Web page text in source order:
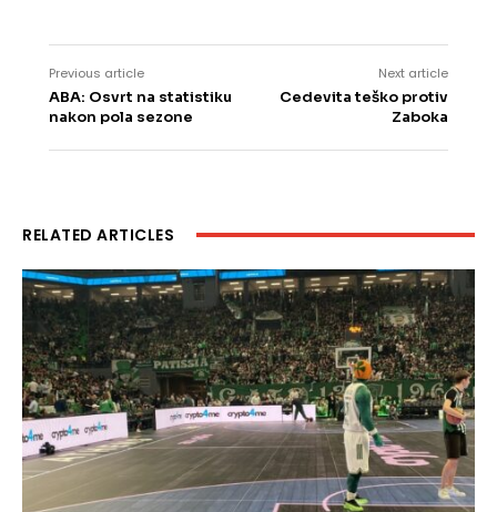
Previous article
ABA: Osvrt na statistiku
nakon pola sezone
Next article
Cedevita teško protiv
Zaboka
RELATED ARTICLES